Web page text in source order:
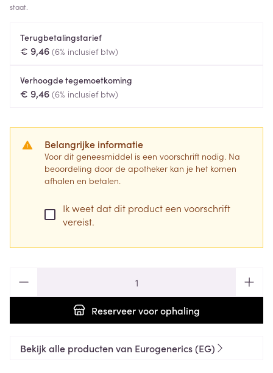
staat.
Terugbetalingstarief
€ 9,46 (6% inclusief btw)
Verhoogde tegemoetkoming
€ 9,46 (6% inclusief btw)
Belangrijke informatie
Voor dit geneesmiddel is een voorschrift nodig. Na
beoordeling door de apotheker kan je het komen
afhalen en betalen.
Ik weet dat dit product een voorschrift
vereist.
Reserveervoor ophaling
Bekijk alle producten van Eurogenerics (EG)